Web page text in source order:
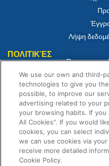
Λήψη
ΠΟΛΙΤΙΚΈΣ
Πολιτική
Όροι και
Δήλωση
We use our own and third-
technologies to give you
possible, to improve our
advertising related to your
your browsing habits. If you
All Cookies”. If you would
cookies, you can select
we can use cookies via
receive more detailed
Cookie Policy.